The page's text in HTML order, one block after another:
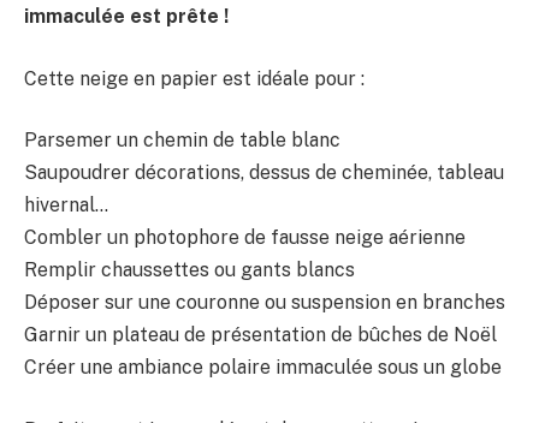
immaculée est prête !
Cette neige en papier est idéale pour :
Parsemer un chemin de table blanc
Saupoudrer décorations, dessus de cheminée, tableau
hivernal…
Combler un photophore de fausse neige aérienne
Remplir chaussettes ou gants blancs
Déposer sur une couronne ou suspension en branches
Garnir un plateau de présentation de bûches de Noël
Créer une ambiance polaire immaculée sous un globe